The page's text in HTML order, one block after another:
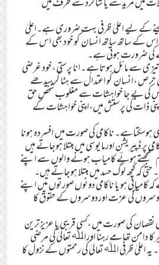
کے لیے اعلیٰ ظرفی بہت ضروری ہے۔اعلیٰ
کے ساتھ ساتھ انسان کو خود بھی اس کے
کی ضرورت ہوتی ہے۔
سے مائل ہوتاہے ۔انا پرستی ،خود غرضی
حرص ،انسان کو اعتدال سے ہٹا کر سیدھے
کی بے جا خواہشات سے مغلوب شخص حق
ذات کی پرستش میں،اپنی خواہشات کے
ہوسکتاہے۔ ناکامی کی صورت میں افسردہ ہونا
ڈپیریشن اورمایوسی میں مبتلا ہوجاتے ہیں
ہوئے کامیاب ہونے والوں سے اپنے
کہ کچھ لوگ حسد میں مبتلا ہوجاتے ہیں۔
کامیابی ہو یا ناکامی دونوں صورتوں میں اپنے
کی عزت اوردوسروں کے حقوق کا
نقصان کی صورت میں ،کسی قریبی یا عزیز ترین
کا دامن تھامے رہنا اوراﷲ تعالیٰ کی مرضی
یہ اعلیٰ ظرفی اﷲ تعالیٰ کی رحمتوں کے نزول کا